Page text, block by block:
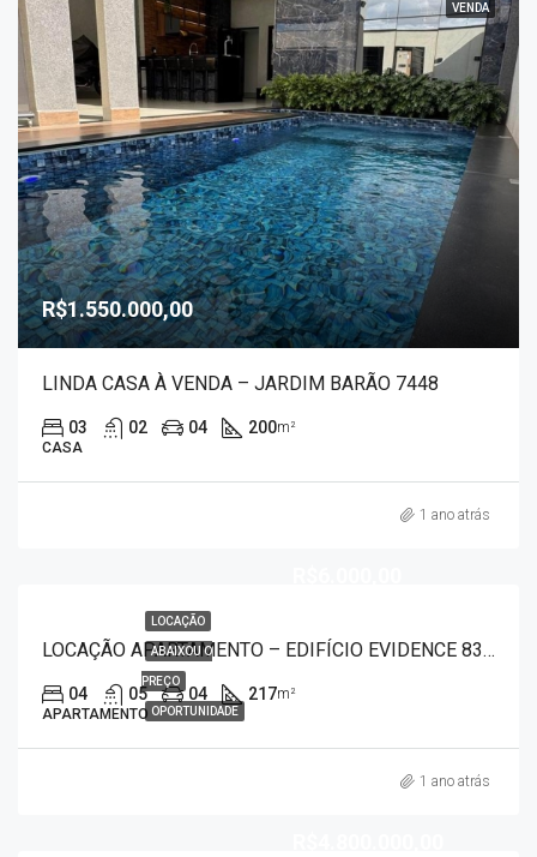
VENDA
R$1.550.000,00
LINDA CASA À VENDA – JARDIM BARÃO 7448
03 02 04 200m²
CASA
1 ano atrás
LOCAÇÃO
ABAIXOU O
PREÇO
OPORTUNIDADE
LOCAÇÃO APARTAMENTO – EDIFÍCIO EVIDENCE 8377
04 05 04 217m²
APARTAMENTO
1 ano atrás